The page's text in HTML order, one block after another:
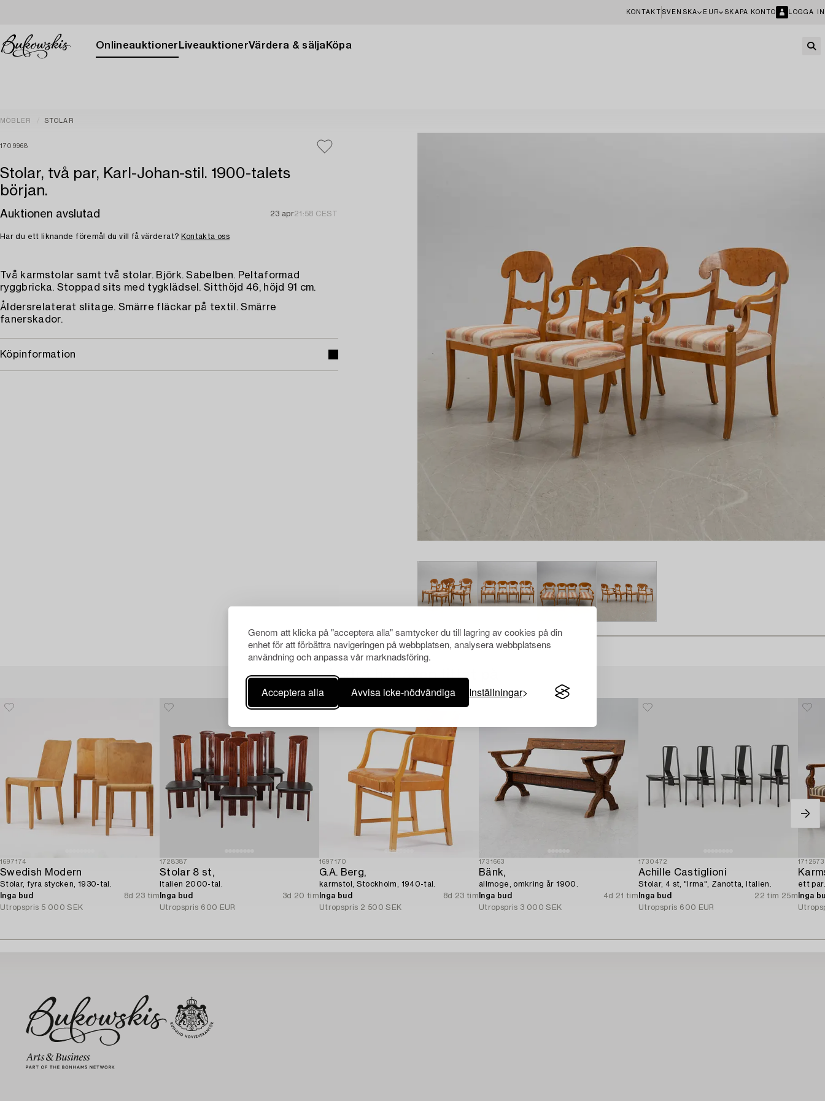
Genom att klicka på "acceptera alla" samtycker du till lagring av cookies på din
enhet för att förbättra navigeringen på webbplatsen, analysera webbplatsens
användning och anpassa vår marknadsföring.
Acceptera alla Avvisa icke-nödvändiga Inställningar
KONTAKT SVENSKA EUR SKAPA KONTO LOGGA IN
Onlineauktioner LiveauktionerVärdera & sälja Köpa
MÖBLER STOLAR
1709968
Stolar, två par, Karl-Johan-stil. 1900-talets
början.
Auktionen avslutad 23 apr21:58 CEST
Har du ett liknande föremål du vill få värderat? Kontakta oss
Två karmstolar samt två stolar. Björk. Sabelben. Peltaformad
ryggbricka. Stoppad sits med tygklädsel. Sitthöjd 46, höjd 91 cm.
Åldersrelaterat slitage. Smärre fläckar på textil. Smärre
fanerskador.
Köpinformation
Andra har även tittat på
1697174
Swedish Modern
Stolar, fyra stycken, 1930-tal.
Inga bud
8d 23 tim
Utropspris 5 000 SEK
1728387
Stolar 8 st,
Italien 2000-tal.
Inga bud
3d 20 tim
Utropspris 600 EUR
1697170
G.A. Berg,
karmstol, Stockholm, 1940-tal.
Inga bud
8d 23 tim
Utropspris 2 500 SEK
1731663
Bänk,
allmoge, omkring år 1900.
Inga bud
4d 21 tim
Utropspris 3 000 SEK
1730472
Achille Castiglioni
Stolar, 4 st, "Irma", Zanotta, Italien.
Inga bud
22 tim 25m
Utropspris 600 EUR
1712673
ett
Inga